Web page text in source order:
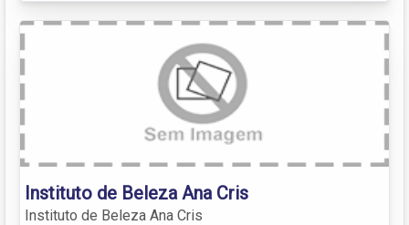
Instituto de Beleza Ana Cris
Instituto de Beleza Ana Cris